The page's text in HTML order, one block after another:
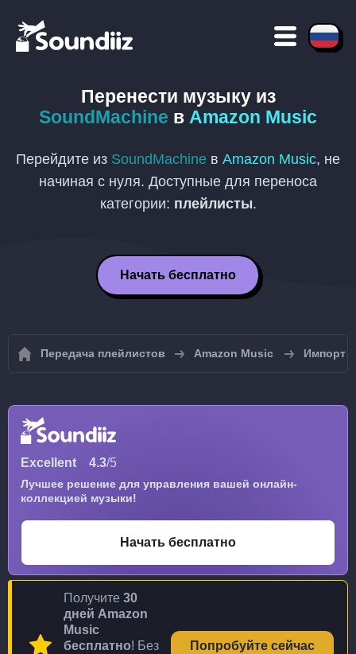
Перенести музыку из
SoundMachine в Amazon Music
Перейдите из SoundMachine в Amazon Music, не
начиная с нуля. Доступные для переноса
категории: плейлисты.
Начать бесплатно
Передача плейлистов Amazon Music Импорт
Excellent 4.3/5
Лучшее решение для управления вашей онлайн-
коллекцией музыки!
Начать бесплатно
Получите 30
дней Amazon
Music
бесплатно! Без
Попробуйте сейчас